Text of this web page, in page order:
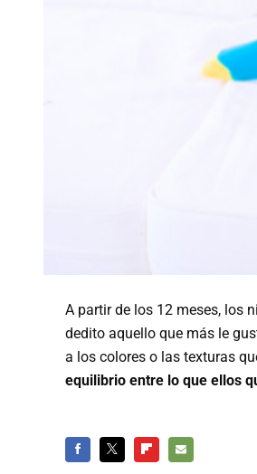
A partir de los 12 meses, los
dedito aquello que más le
a los colores o las texturas
equilibrio entre lo que ellos